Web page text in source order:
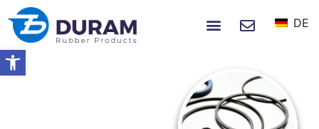
Symbolleiste öffnen
DE